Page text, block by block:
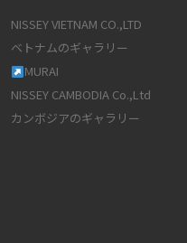
NISSEY VIETNAM CO.,LTD
ベトナムのギャラリー
MURAI
NISSEY CAMBODIA Co.,Ltd
カンボジアのギャラリー